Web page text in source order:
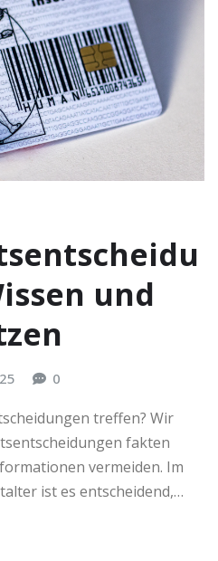
und
0
treffen? Wir
fakten
vermeiden. Im
ist es entscheidend,…